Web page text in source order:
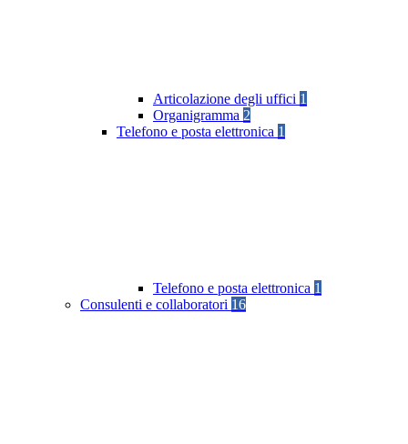
Articolazione degli uffici 1
Organigramma 2
Telefono e posta elettronica 1
Telefono e posta elettronica 1
Consulenti e collaboratori 16